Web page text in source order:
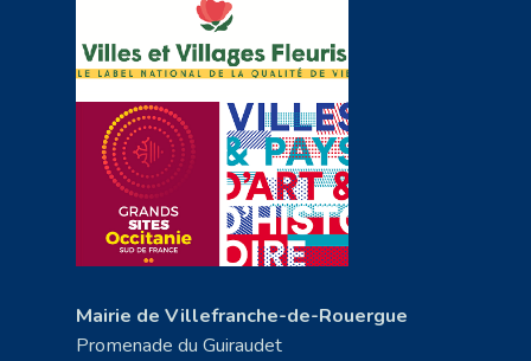
Mairie de Villefranche-de-Rouergue
Promenade du Guiraudet